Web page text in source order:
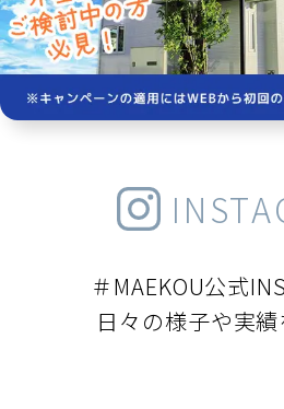
＃MAEKOU公式
日々の様子や実績